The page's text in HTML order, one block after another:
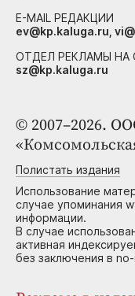
© 2007–2026.
Полистать издания
Использование
случае упоминания
информации.
В случае
активная
без заключения в
E-MAIL РЕДАКЦИИ
ev@kp.kaluga.ru,
ОТДЕЛ РЕКЛАМЫ НА
sz@kp.kaluga.ru